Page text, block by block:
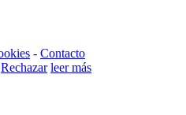
- Contacto
Rechazar leer más